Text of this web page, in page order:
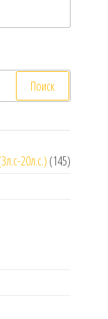
Поиск
20л.с.) (145)